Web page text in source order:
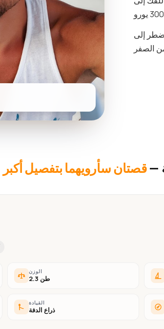
إلى
—قصتان سأرويهما بتفصيل أكبر
الوزن
2.3 طن
القيادة
ذراع الدفة